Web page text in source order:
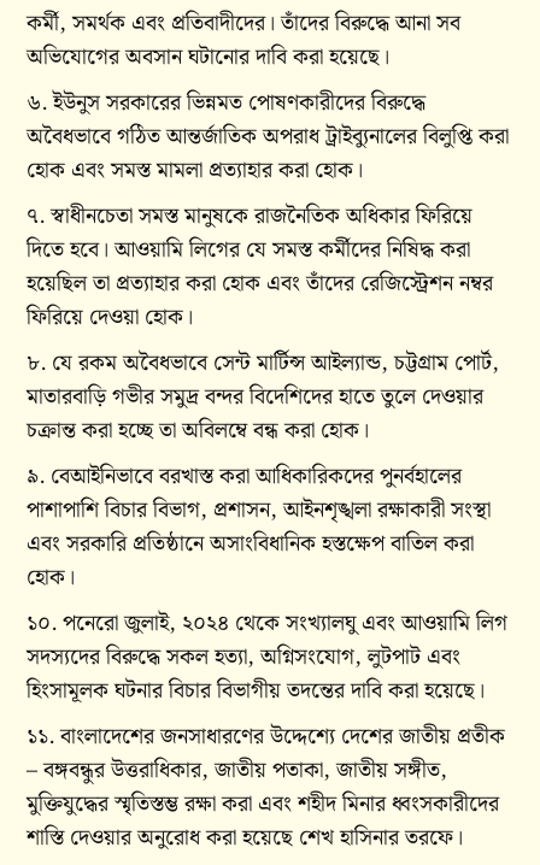
কর্মী, সমর্থক এবং প্রতিবাদীদের। তাঁদের বিরুদ্ধে আনা সব
অভিযোগের অবসান ঘটানোর দাবি করা হয়েছে।
৬. ইউনুস সরকারের ভিন্নমত পোষণকারীদের বিরুদ্ধে
অবৈধভাবে গঠিত আন্তর্জাতিক অপরাধ ট্রাইব্যুনালের বিলুপ্তি করা
হোক এবং সমস্ত মামলা প্রত্যাহার করা হোক।
৭. স্বাধীনচেতা সমস্ত মানুষকে রাজনৈতিক অধিকার ফিরিয়ে
দিতে হবে। আওয়ামি লিগের যে সমস্ত কর্মীদের নিষিদ্ধ করা
হয়েছিল তা প্রত্যাহার করা হোক এবং তাঁদের রেজিস্ট্রেশন নম্বর
ফিরিয়ে দেওয়া হোক।
৮. যে রকম অবৈধভাবে সেন্ট মার্টিন্স আইল্যান্ড, চট্টগ্রাম পোর্ট,
মাতারবাড়ি গভীর সমুদ্র বন্দর বিদেশিদের হাতে তুলে দেওয়ার
চক্রান্ত করা হচ্ছে তা অবিলম্বে বন্ধ করা হোক।
৯. বেআইনিভাবে বরখাস্ত করা আধিকারিকদের পুনর্বহালের
পাশাপাশি বিচার বিভাগ, প্রশাসন, আইনশৃঙ্খলা রক্ষাকারী সংস্থা
এবং সরকারি প্রতিষ্ঠানে অসাংবিধানিক হস্তক্ষেপ বাতিল করা
হোক।
১০. পনেরো জুলাই, ২০২৪ থেকে সংখ্যালঘু এবং আওয়ামি লিগ
সদস্যদের বিরুদ্ধে সকল হত্যা, অগ্নিসংযোগ, লুটপাট এবং
হিংসামূলক ঘটনার বিচার বিভাগীয় তদন্তের দাবি করা হয়েছে।
১১. বাংলাদেশের জনসাধারণের উদ্দেশ্যে দেশের জাতীয় প্রতীক
– বঙ্গবন্ধুর উত্তরাধিকার, জাতীয় পতাকা, জাতীয় সঙ্গীত,
মুক্তিযুদ্ধের স্মৃতিস্তম্ভ রক্ষা করা এবং শহীদ মিনার ধ্বংসকারীদের
শাস্তি দেওয়ার অনুরোধ করা হয়েছে শেখ হাসিনার তরফে।